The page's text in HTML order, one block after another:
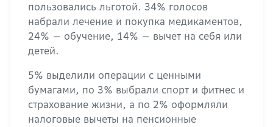
пользовались льготой. 34% голосов
набрали лечение и покупка медикаментов,
24% — обучение, 14% — вычет на себя или
детей.
5% выделили операции с ценными
бумагами, по 3% выбрали спорт и фитнес и
страхование жизни, а по 2% оформляли
налоговые вычеты на пенсионные